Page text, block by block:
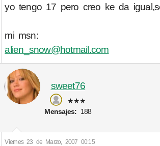
yo tengo 17 pero creo ke da
mi msn:
alien_snow@hotmail.com
sweet76
★★★
Mensajes: 188
Viernes 23 de Marzo, 2007 00:15